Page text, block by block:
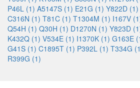
P46L (1) A5147S (1) E21G (1) Y822D (1)
C316N (1) T81C (1) T1304M (1) I167V
Q54H (1) Q30H (1) D1270N (1) Y823D
K432Q (1) V534E (1) I1370K (1) G163E
G41S (1) C1895T (1) P392L (1) T334G
R399G (1)